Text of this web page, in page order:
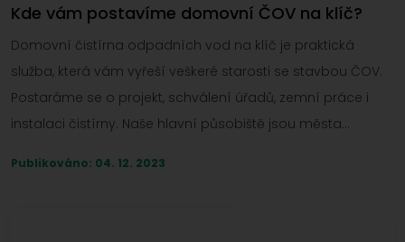
Kde vám postavíme domovní ČOV na klíč?
Domovní čistírna odpadních vod na klíč je praktická
služba, která vám vyřeší veškeré starosti se stavbou ČOV.
Postaráme se o projekt, schválení úřadů, zemní práce i
instalaci čistírny. Naše hlavní působiště jsou města
Publikováno: 04. 12. 2023